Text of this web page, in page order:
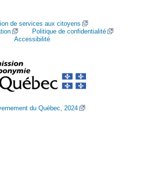
de services aux citoyens
Politique de confidentialité
Accessibilité
du Québec, 2024